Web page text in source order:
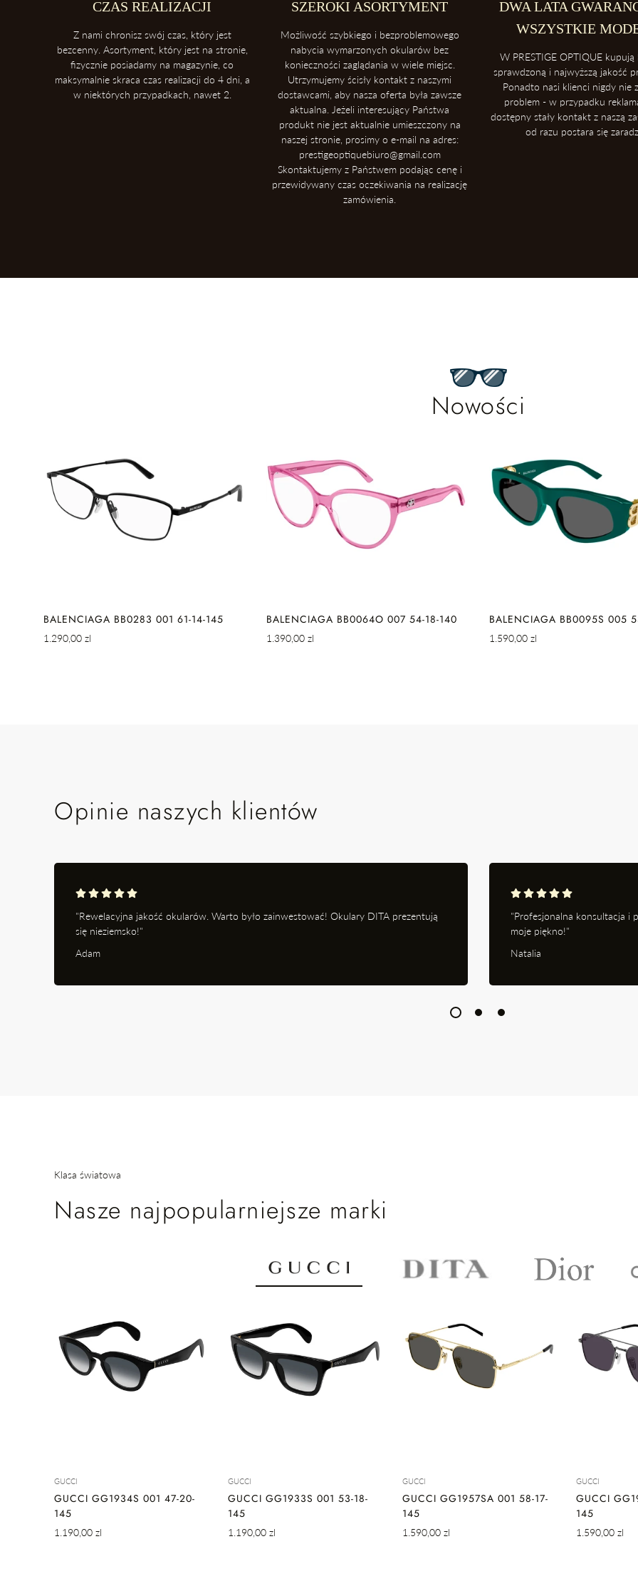
Zawsze ściągaj okulary dwoma
CZAS REALIZACJI
Z nami chronisz swój czas, który jest
bezcenny. Asortyment, który jest na stronie,
fizycznie posiadamy na magazynie, co
maksymalnie skraca czas realizacji do 4 dni, a
w niektórych przypadkach, nawet 2.
SZEROKI ASORTYMENT
Możliwość szybkiego i bezproblemowego
nabycia wymarzonych okularów bez
konieczności zaglądania w wiele miejsc.
Utrzymujemy ścisły kontakt z naszymi
dostawcami, aby nasza oferta była zawsze
aktualna. Jeżeli interesujący Państwa
produkt nie jest aktualnie umieszczony na
naszej stronie, prosimy o e-mail na adres:
prestigeoptiquebiuro@gmail.com
Skontaktujemy z Państwem podając cenę i
przewidywany czas oczekiwania na realizację
zamówienia.
DWA LATA
WSZYSTKIE
W PRESTIGE OPTIQUE kupują
sprawdzoną i najwyższą jakość
Ponadto nasi klienci nigdy nie
problem - w przypadku
dostępny stały kontakt z naszą
od razu postara się
Nowości
BALENCIAGA BB0283 001 61-14-145
Cena
1.290,00 zl
BALENCIAGA BB0064O 007 54-18-140
Cena
1.390,00 zl
BALENCIAGA BB0095S 005
Cena
1.590,00 zl
Opinie naszych klientów
"Rewelacyjna jakość okularów. Warto było zainwestować! Okulary DITA prezentują
się nieziemsko!"
Adam
"Profesjonalna konsultacja i
moje piękno!"
Natalia
Klasa światowa
Nasze najpopularniejsze marki
GUCCI
GUCCI GG1934S 001 47-20-
145
Cena
1.190,00 zl
GUCCI
GUCCI GG1933S 001 53-18-
145
Cena
1.190,00 zl
GUCCI
GUCCI GG1957SA 001 58-17-
145
Cena
1.590,00 zl
GUCCI
GUCCI
145
Cena
1.590,00 zl